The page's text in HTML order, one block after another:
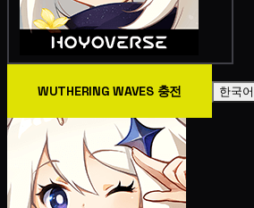
WUTHERING WAVES 충전 한국어